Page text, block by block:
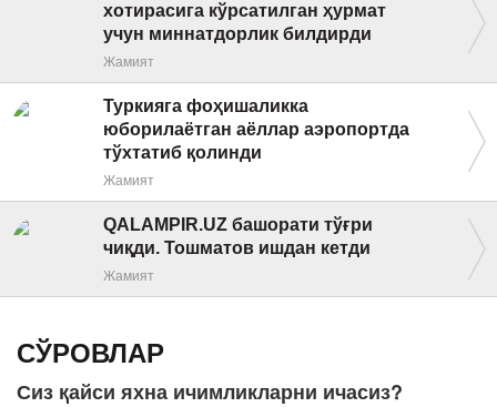
хотирасига кўрсатилган ҳурмат
учун миннатдорлик билдирди
Жамият
Туркияга фоҳишаликка
юборилаётган аёллар аэропортда
тўхтатиб қолинди
Жамият
QALAMPIR.UZ башорати тўғри
чиқди. Тошматов ишдан кетди
Жамият
СЎРОВЛАР
Сиз қайси яхна ичимликларни ичасиз?